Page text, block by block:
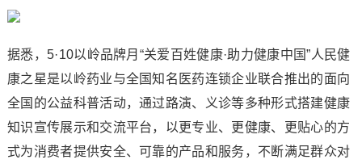
据悉，5·10以岭品牌月“关爱百姓健康·助力健康中国”人民健
康之星是以岭药业与全国知名医药连锁企业联合推出的面向
全国的公益科普活动，通过路演、义诊等多种形式搭建健康
知识宣传展示和交流平台，以更专业、更健康、更贴心的方
式为消费者提供安全、可靠的产品和服务，不断满足群众对